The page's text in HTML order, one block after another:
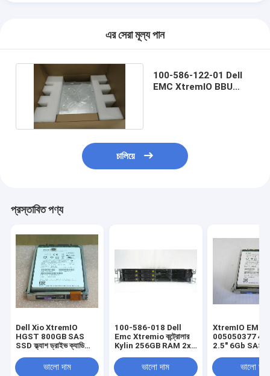
এর সেরা মূল্য পান
100-586-122-01 Dell
EMC XtremIO BBU
চালিয়ে
প্রস্তাবিত পণ্য
Dell Xio XtremIO
HGST 800GB SAS
SSD ফ্ল্যাশ ড্রাইভ ক্যাডি
118033288-01
ভালো দাম
100-586-018 Dell
Emc Xtremio কন্ট্রোলার
Kylin 256GB RAM 2x
900GB HDD
ভালো দাম
XtremIO EMC
005050377
2.5" 6Gb SAS
118027780-02
ভালো দাম